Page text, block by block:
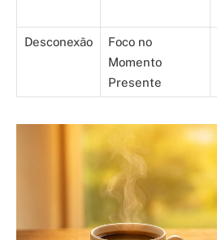
Desconexão
Foco no
Momento
Presente